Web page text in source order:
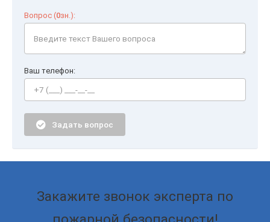
Вопрос (0зн.):
Ваш телефон:
Задать вопрос
Закажите звонок эксперта по